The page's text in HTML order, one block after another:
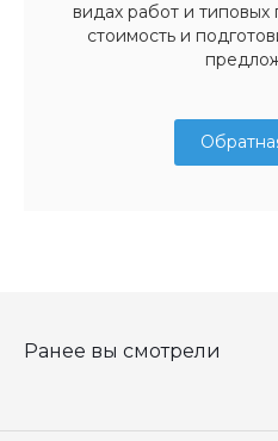
видах работ и типовых
стоимость и
Ранее вы смотрели